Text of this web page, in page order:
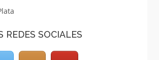
REDES SOCIALES